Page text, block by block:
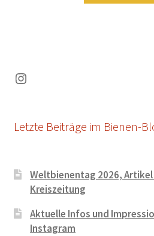
Instagram
Letzte Beiträge im Bienen-
Weltbienentag 2026,
Kreiszeitung
Aktuelle Infos und
Instagram